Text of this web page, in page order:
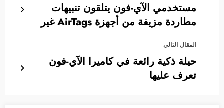
مستخدمي الآي-فون يتلقون تنبيهات
مطاردة مزيفة من أجهزة AirTags غير
المقال التالي
حيلة ذكية رائعة في كاميرا الآي-فون
تعرف عليها